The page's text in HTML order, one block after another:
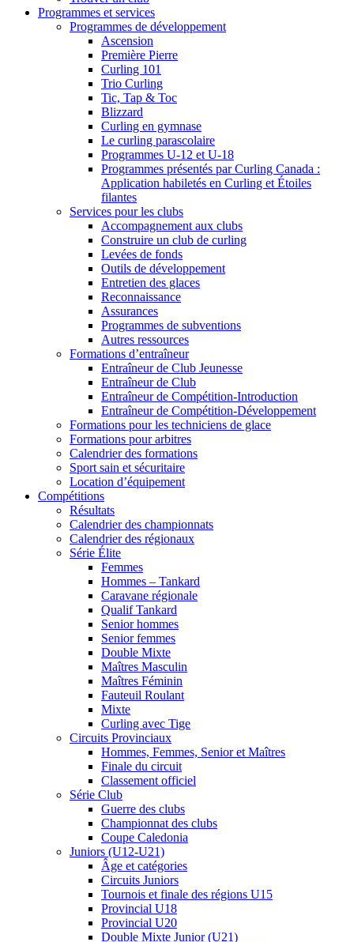
Programmes et services
Programmes de développement
Ascension
Première Pierre
Curling 101
Trio Curling
Tic, Tap & Toc
Blizzard
Curling en gymnase
Le curling parascolaire
Programmes U-12 et U-18
Programmes présentés par Curling Canada :
Application habiletés en Curling et Étoiles
filantes
Services pour les clubs
Accompagnement aux clubs
Construire un club de curling
Levées de fonds
Outils de développement
Entretien des glaces
Reconnaissance
Assurances
Programmes de subventions
Autres ressources
Formations d’entraîneur
Entraîneur de Club Jeunesse
Entraîneur de Club
Entraîneur de Compétition-Introduction
Entraîneur de Compétition-Développement
Formations pour les techniciens de glace
Formations pour arbitres
Calendrier des formations
Sport sain et sécuritaire
Location d’équipement
Compétitions
Résultats
Calendrier des championnats
Calendrier des régionaux
Série Élite
Femmes
Hommes – Tankard
Caravane régionale
Qualif Tankard
Senior hommes
Senior femmes
Double Mixte
Maîtres Masculin
Maîtres Féminin
Fauteuil Roulant
Mixte
Curling avec Tige
Circuits Provinciaux
Hommes, Femmes, Senior et Maîtres
Finale du circuit
Classement officiel
Série Club
Guerre des clubs
Championnat des clubs
Coupe Caledonia
Juniors (U12-U21)
Âge et catégories
Circuits Juniors
Tournois et finale des régions U15
Provincial U18
Provincial U20
Double Mixte Junior (U21)